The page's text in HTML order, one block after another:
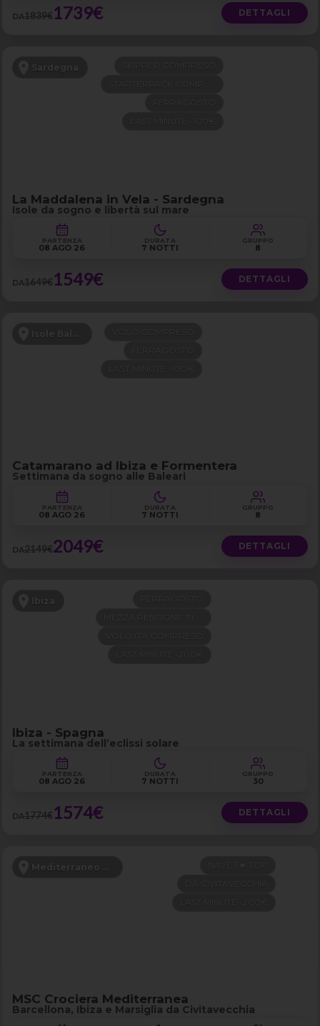
DA1839€1739€ DETTAGLI
Sardegna
La Maddalena in Vela - Sardegna
Isole da sogno e libertà sul mare
PARTENZA
08 AGO 26
DURATA
7 NOTTI
GRUPPO
8
DA1649€1549€ DETTAGLI
Isole Baleari
Catamarano ad Ibiza e Formentera
Settimana da sogno alle Baleari
PARTENZA
08 AGO 26
DURATA
7 NOTTI
GRUPPO
8
DA2149€2049€ DETTAGLI
Ibiza
Ibiza - Spagna
La settimana dell’eclissi solare
PARTENZA
08 AGO 26
DURATA
7 NOTTI
GRUPPO
30
DA1774€1574€ DETTAGLI
Mediterraneo Occidentale
NAVE 5★ TOP
MSC Crociera Mediterranea
Barcellona, Ibiza e Marsiglia da Civitavecchia